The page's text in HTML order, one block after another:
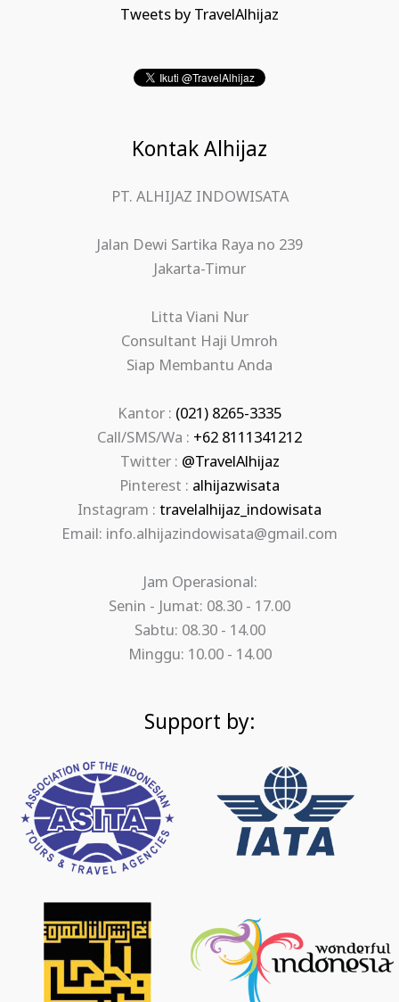
Tweets by TravelAlhijaz
Kontak Alhijaz
PT. ALHIJAZ INDOWISATA
Jalan Dewi Sartika Raya no 239
Jakarta-Timur
Litta Viani Nur
Consultant Haji Umroh
Siap Membantu Anda
Kantor : (021) 8265-3335
Call/SMS/Wa : +62 8111341212
Twitter : @TravelAlhijaz
Pinterest : alhijazwisata
Instagram : travelalhijaz_indowisata
Email: info.alhijazindowisata@gmail.com
Jam Operasional:
Senin - Jumat: 08.30 - 17.00
Sabtu: 08.30 - 14.00
Minggu: 10.00 - 14.00
Support by: